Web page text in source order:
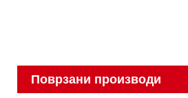
Поврзани производи